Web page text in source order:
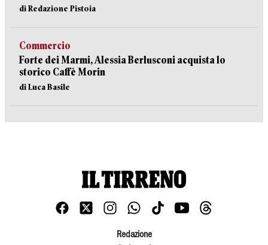
di Redazione Pistoia
Commercio
Forte dei Marmi, Alessia Berlusconi acquista lo
storico Caffè Morin
di Luca Basile
Redazione